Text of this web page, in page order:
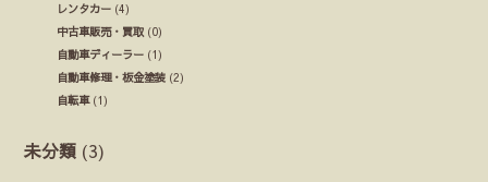
レンタカー (4)
中古車販売・買取 (0)
自動車ディーラー (1)
自動車修理・板金塗装 (2)
自転車(1)
未分類 (3)